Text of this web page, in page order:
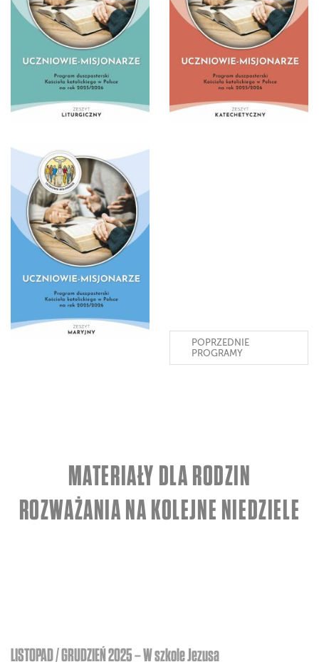
MATERIAŁY DLA RODZIN
ROZWAŻANIA NA KOLEJNE NIEDZIELE
LISTOPAD / GRUDZIEŃ 2025 – W szkole Jezusa
POPRZEDNIE
PROGRAMY